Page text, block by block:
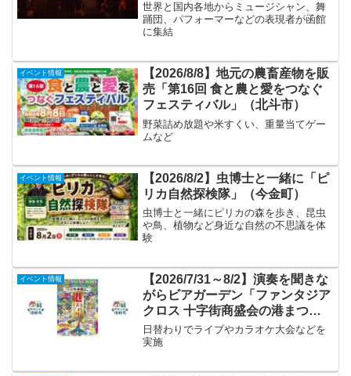
世界と国内各地からミュージシャン、舞
踊団、パフォーマーなどの表現者が函館
に集結
イベント情報
【2026/8/8】地元の農畜産物を販
売「第16回 食と農と愛をつなぐ
フェスティバル」（北斗市）
野菜詰め放題や米すくい、重量当てゲー
ムなど
イベント情報
【2026/8/2】虫博士と一緒に「ピ
リカ自然探検隊」（今金町）
虫博士と一緒にピリカの森を歩き、昆虫
や鳥、植物など身近な自然の不思議を体
験
イベント情報
【2026/7/31～8/2】演奏を聞きな
がらビアガーデン「ファンタジア
クロス 十字街商盛会の港まつ
り」
日替わりでライブやカラオケ大会などを
実施